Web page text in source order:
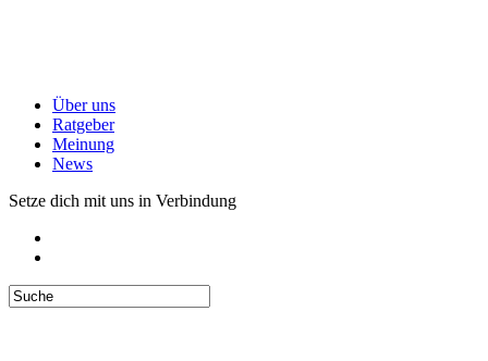
Über uns
Ratgeber
Meinung
News
Setze dich mit uns in Verbindung